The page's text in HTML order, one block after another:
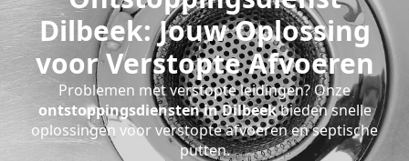
Dilbeek: Jouw Oplossing
voor Verstopte Afvoeren
Problemen met verstopte leidingen? Onze
ontstoppingsdiensten in Dilbeekbieden snelle
oplossingen voor verstopte afvoeren en septische
putten.